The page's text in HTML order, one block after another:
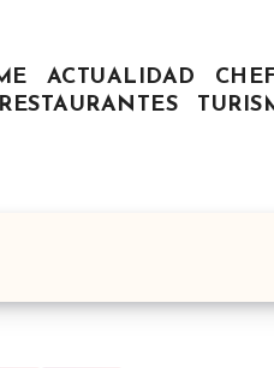
ACTUALIDAD
RESTAURANTES